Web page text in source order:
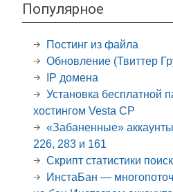
Популярное
Постинг из файла
Обновление (Твиттер
IP домена
Установка бесплатной
хостингом Vesta CP
«Забаненные»
226, 283 и 161
Скрипт статистики
ИнстаБан —